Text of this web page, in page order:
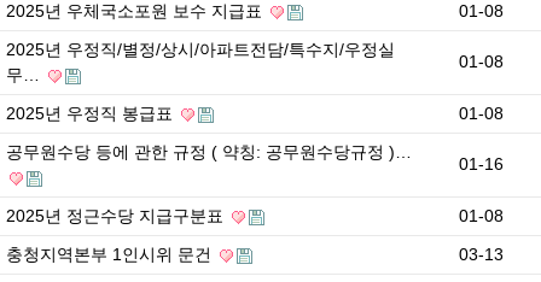
2025년 우체국소포원 보수 지급표
01-08
2025년 우정직/별정/상시/아파트전담/특수지/우정실
무…
01-08
2025년 우정직 봉급표
01-08
공무원수당 등에 관한 규정 ( 약칭: 공무원수당규정 )…
01-16
2025년 정근수당 지급구분표
01-08
충청지역본부 1인시위 문건
03-13